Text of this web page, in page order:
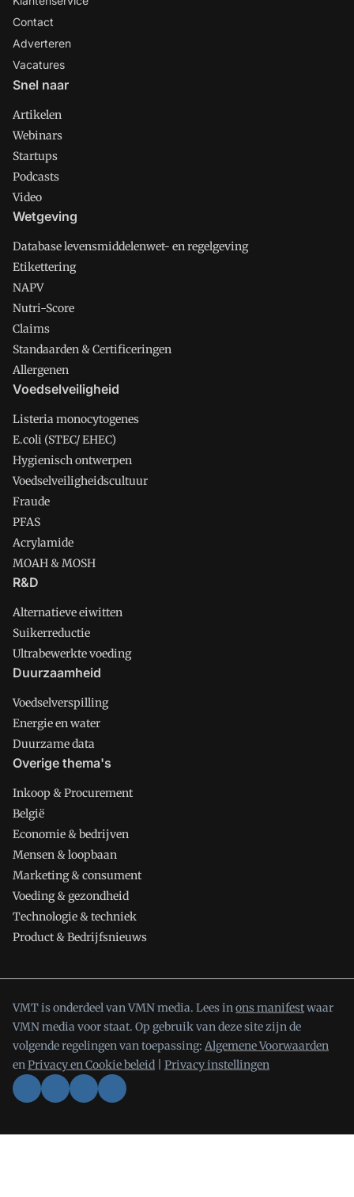
Contact
Adverteren
Vacatures
Snel naar
Artikelen
Webinars
Startups
Podcasts
Video
Wetgeving
Database levensmiddelenwet- en regelgeving
Etikettering
NAPV
Nutri-Score
Claims
Standaarden & Certificeringen
Allergenen
Voedselveiligheid
Listeria monocytogenes
E.coli (STEC/ EHEC)
Hygienisch ontwerpen
Voedselveiligheidscultuur
Fraude
PFAS
Acrylamide
MOAH & MOSH
R&D
Alternatieve eiwitten
Suikerreductie
Ultrabewerkte voeding
Duurzaamheid
Voedselverspilling
Energie en water
Duurzame data
Overige thema's
Inkoop & Procurement
België
Economie & bedrijven
Mensen & loopbaan
Marketing & consument
Voeding & gezondheid
Technologie & techniek
Product & Bedrijfsnieuws
VMT is onderdeel van VMN media. Lees inons manifestwaar
VMN media voor staat. Op gebruik van deze site zijn de
volgende regelingen van toepassing: Algemene Voorwaarden
enPrivacy en Cookie beleid Privacy instellingen